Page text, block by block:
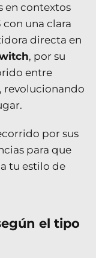
en contextos
con una clara
directa en
, por su
entre
revolucionando
por sus
para que
tu estilo de
el tipo